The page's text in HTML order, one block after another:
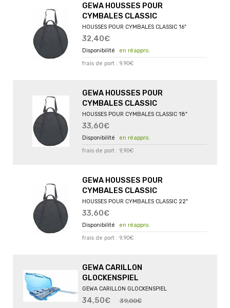
GEWA HOUSSES POUR
CYMBALES CLASSIC
HOUSSES POUR CYMBALES CLASSIC 16"
32,40€
en réappro.
frais de port : 9,90€
GEWA HOUSSES POUR
CYMBALES CLASSIC
HOUSSES POUR CYMBALES CLASSIC 18"
33,60€
en réappro.
frais de port : 9,90€
GEWA HOUSSES POUR
CYMBALES CLASSIC
HOUSSES POUR CYMBALES CLASSIC 22"
33,60€
en réappro.
frais de port : 9,90€
GEWA CARILLON
GLOCKENSPIEL
GEWA CARILLON GLOCKENSPIEL
34,50€ 39,00€